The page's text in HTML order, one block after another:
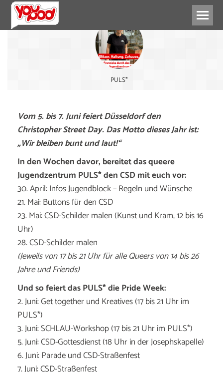
PULS*
Vom 5. bis 7. Juni feiert Düsseldorf den
Christopher Street Day. Das Motto dieses Jahr ist:
„Wir bleiben bunt und laut!“
In den Wochen davor, bereitet das queere
Jugendzentrum PULS* den CSD mit euch vor:
30. April: Infos Jugendblock – Regeln und Wünsche
21. Mai: Buttons für den CSD
23. Mai: CSD-Schilder malen (Kunst und Kram, 12 bis 16
Uhr)
28. CSD-Schilder malen
(Jeweils von 17 bis 21 Uhr für alle Queers von 14 bis 26
Jahre und Friends)
Und so feiert das PULS* die Pride Week:
2. Juni: Get together und Kreatives (17 bis 21 Uhr im
PULS*)
3. Juni: SCHLAU-Workshop (17 bis 21 Uhr im PULS*)
5. Juni: CSD-Gottesdienst (18 Uhr in der Josephskapelle)
6. Juni: Parade und CSD-Straßenfest
7. Juni: CSD-Straßenfest